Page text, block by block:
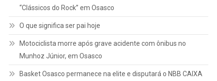
“Clássicos do Rock” em Osasco
O que significa ser pai hoje
Motociclista morre após grave acidente com ônibus no
Munhoz Júnior, em Osasco
Basket Osasco permanece na elite e disputará o NBB CAIXA